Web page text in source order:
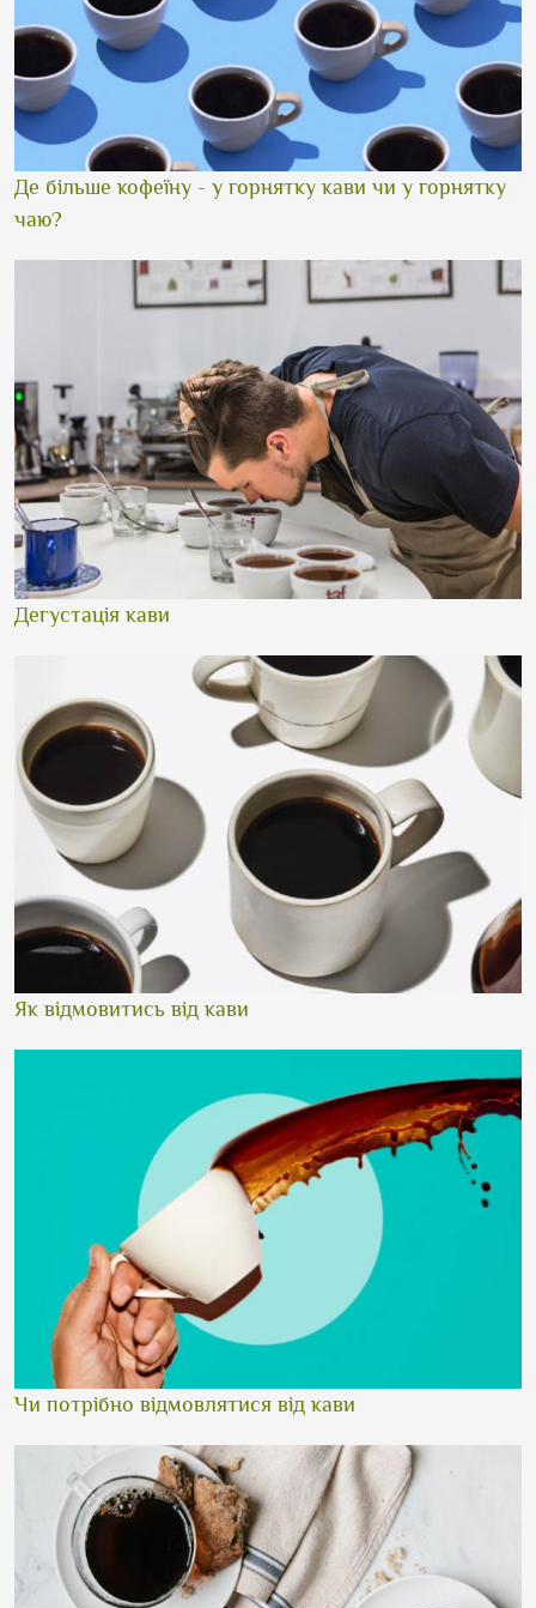
Де більше кофеїну - у горнятку кави чи у горнятку
чаю?
Дегустація кави
Як відмовитись від кави
Чи потрібно відмовлятися від кави